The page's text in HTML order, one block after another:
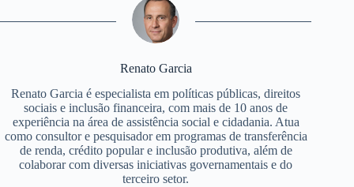
Renato Garcia
Renato Garcia é especialista em políticas públicas, direitos
sociais e inclusão financeira, com mais de 10 anos de
experiência na área de assistência social e cidadania. Atua
como consultor e pesquisador em programas de transferência
de renda, crédito popular e inclusão produtiva, além de
colaborar com diversas iniciativas governamentais e do
terceiro setor.